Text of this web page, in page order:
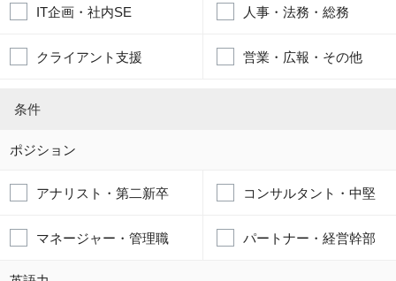
IT企画・社内SE 人事・法務・総務
クライアント支援 営業・広報・その他
条件
ポジション
アナリスト・第二新卒 コンサルタント・中堅
マネージャー・管理職 パートナー・経営幹部